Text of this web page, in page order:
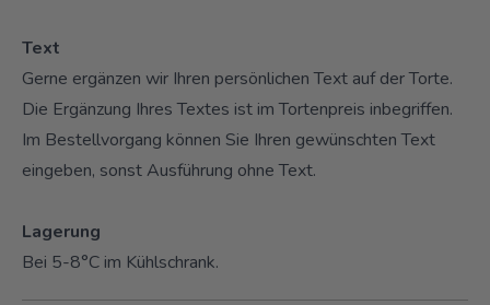
Text
Gerne ergänzen wir Ihren persönlichen Text auf der Torte.
Die Ergänzung Ihres Textes ist im Tortenpreis inbegriffen.
Im Bestellvorgang können Sie Ihren gewünschten Text
eingeben, sonst Ausführung ohne Text.
Lagerung
Bei 5-8°C im Kühlschrank.